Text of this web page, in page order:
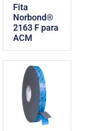
Fita
Norbond®
2163 F para
ACM